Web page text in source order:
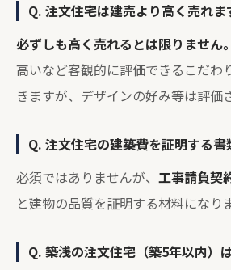
Q. 注文住宅は建売より高く売れま
必ずしも高く売れるとは限りません。
高いなど客観的に評価できるこだわ
きますが、デザインの好み等は評価
Q. 注文住宅の建築費を証明する書
必須ではありませんが、 工事請負契
と建物の品質を証明する材料になり
Q. 築浅の注文住宅（築5年以内）